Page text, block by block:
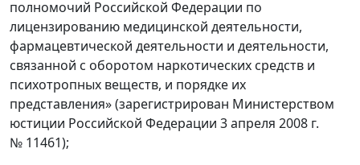
полномочий Российской Федерации по
лицензированию медицинской деятельности,
фармацевтической деятельности и деятельности,
связанной с оборотом наркотических средств и
психотропных веществ, и порядке их
представления» (зарегистрирован Министерством
юстиции Российской Федерации 3 апреля 2008 г.
№ 11461);